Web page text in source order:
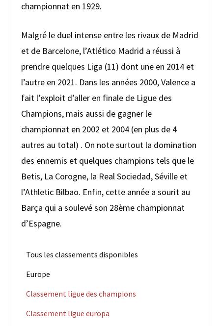
championnat en 1929.
Malgré le duel intense entre les rivaux de Madrid
et de Barcelone, l’Atlético Madrid a réussi à
prendre quelques Liga (11) dont une en 2014 et
l’autre en 2021. Dans les années 2000, Valence a
fait l’exploit d’aller en finale de Ligue des
Champions, mais aussi de gagner le
championnat en 2002 et 2004 (en plus de 4
autres au total) . On note surtout la domination
des ennemis et quelques champions tels que le
Betis, La Corogne, la Real Sociedad, Séville et
l’Athletic Bilbao. Enfin, cette année a sourit au
Barça qui a soulevé son 28ème championnat
d’Espagne.
Tous les classements disponibles
Europe
Classement ligue des champions
Classement ligue europa